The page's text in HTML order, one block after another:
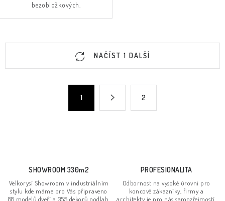
bezobložkových.
v
NAČÍST 1 DALŠÍ
á
1 2
SHOWROOM 330m2
Velkorysí Showroom v industriálním
stylu kde máme pro Vás připraveno
88 modelů dveří a 355 dekorů podlah.
PROFESIONALITA
Odbornost na vysoké úrovni pro
koncové zákazníky, firmy a
architekty je pro nás samozřejmostí.